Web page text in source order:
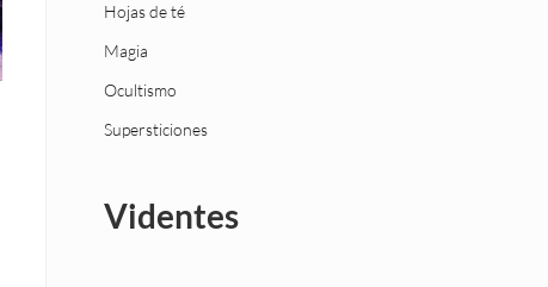
Hojas de té
Magia
Ocultismo
Supersticiones
Videntes